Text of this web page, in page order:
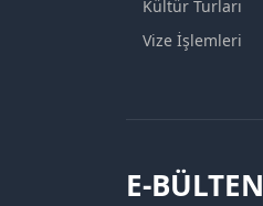
Kültür Turları
Vize İşlemleri
E-BÜLTEN